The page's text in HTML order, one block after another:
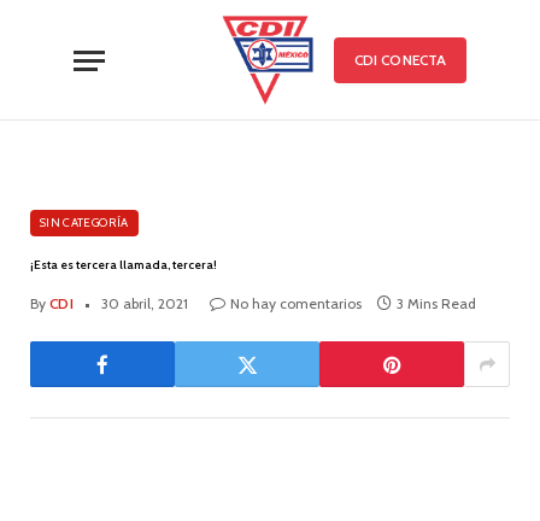
CDI CONECTA
SIN CATEGORÍA
¡Esta es tercera llamada, tercera!
By CDI 30 abril, 2021 No hay comentarios 3 Mins Read